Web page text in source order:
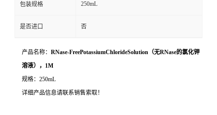
包装规格 250mL
是否进口 否
产品名称： RNase-FreePotassiumChlorideSolution（无RNase的氯化钾
溶液），1M
规格：250mL
详细产品信息请联系销售索取！